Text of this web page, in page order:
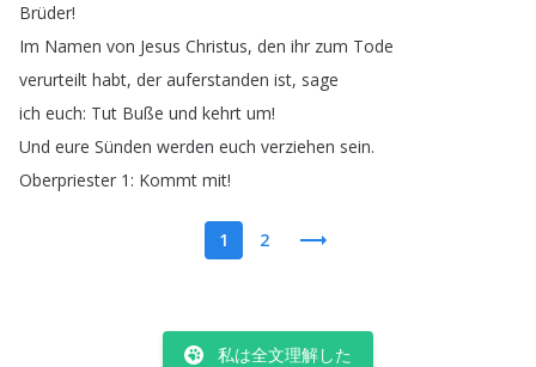
Brüder!
Im Namen von Jesus Christus, den ihr zum Tode
verurteilt habt, der auferstanden ist, sage
ich euch: Tut Buße und kehrt um!
Und eure Sünden werden euch verziehen sein.
Oberpriester 1: Kommt mit!
1 2
私は全文理解した